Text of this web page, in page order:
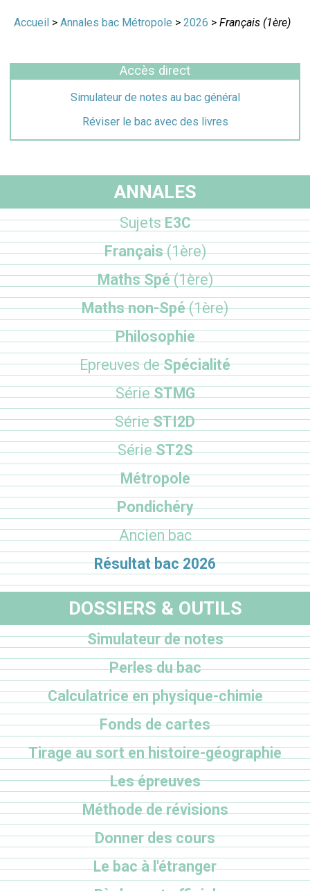
Accueil > Annales bac Métropole > 2026 > Français (1ère)
Accès direct
Simulateur de notes au bac général
Réviser le bac avec des livres
ANNALES
SujetsE3C
Français(1ère)
Maths Spé(1ère)
Maths non-Spé(1ère)
Philosophie
Epreuves deSpécialité
SérieSTMG
SérieSTI2D
SérieST2S
Métropole
Pondichéry
Ancien bac
Résultat bac 2026
DOSSIERS & OUTILS
Simulateur de notes
Perles du bac
Calculatrice en physique-chimie
Fonds de cartes
Tirage au sort en histoire-géographie
Les épreuves
Méthode de révisions
Donner des cours
Le bac à l'étranger